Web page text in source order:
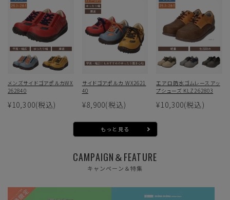
メンズサイドゴアポルカWX
262840
¥10,300(税込)
サイドゴアポルカ WX2621
40
¥8,900(税込)
エアロ防水ゴムレースアッ
プシューズ KLZ262803
¥10,300(税込)
もっと見る
CAMPAIGN＆FEATURE
キャンペーン＆特集